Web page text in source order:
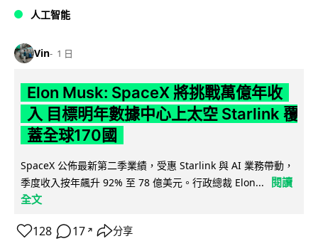
人工智能
Vin 1 日
Elon Musk: SpaceX 將挑戰萬億年收
入 目標明年數據中心上太空 Starlink 覆
蓋全球170國
SpaceX 公佈最新第二季業績，受惠 Starlink 與 AI 業務帶動，
季度收入按年飆升 92% 至 78 億美元。行政總裁 Elon...
閱讀
全文
128 17 ↗ 分享